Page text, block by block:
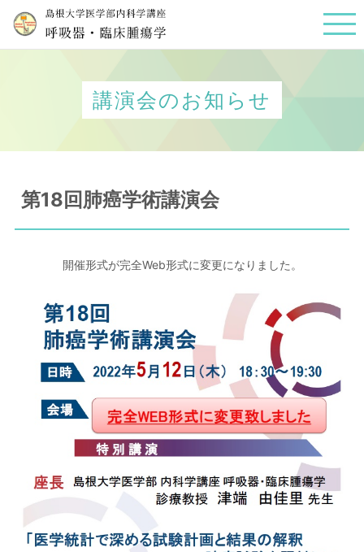
講演会のお知らせ
第18回肺癌学術講演会
開催形式が完全Web形式に変更になりました。